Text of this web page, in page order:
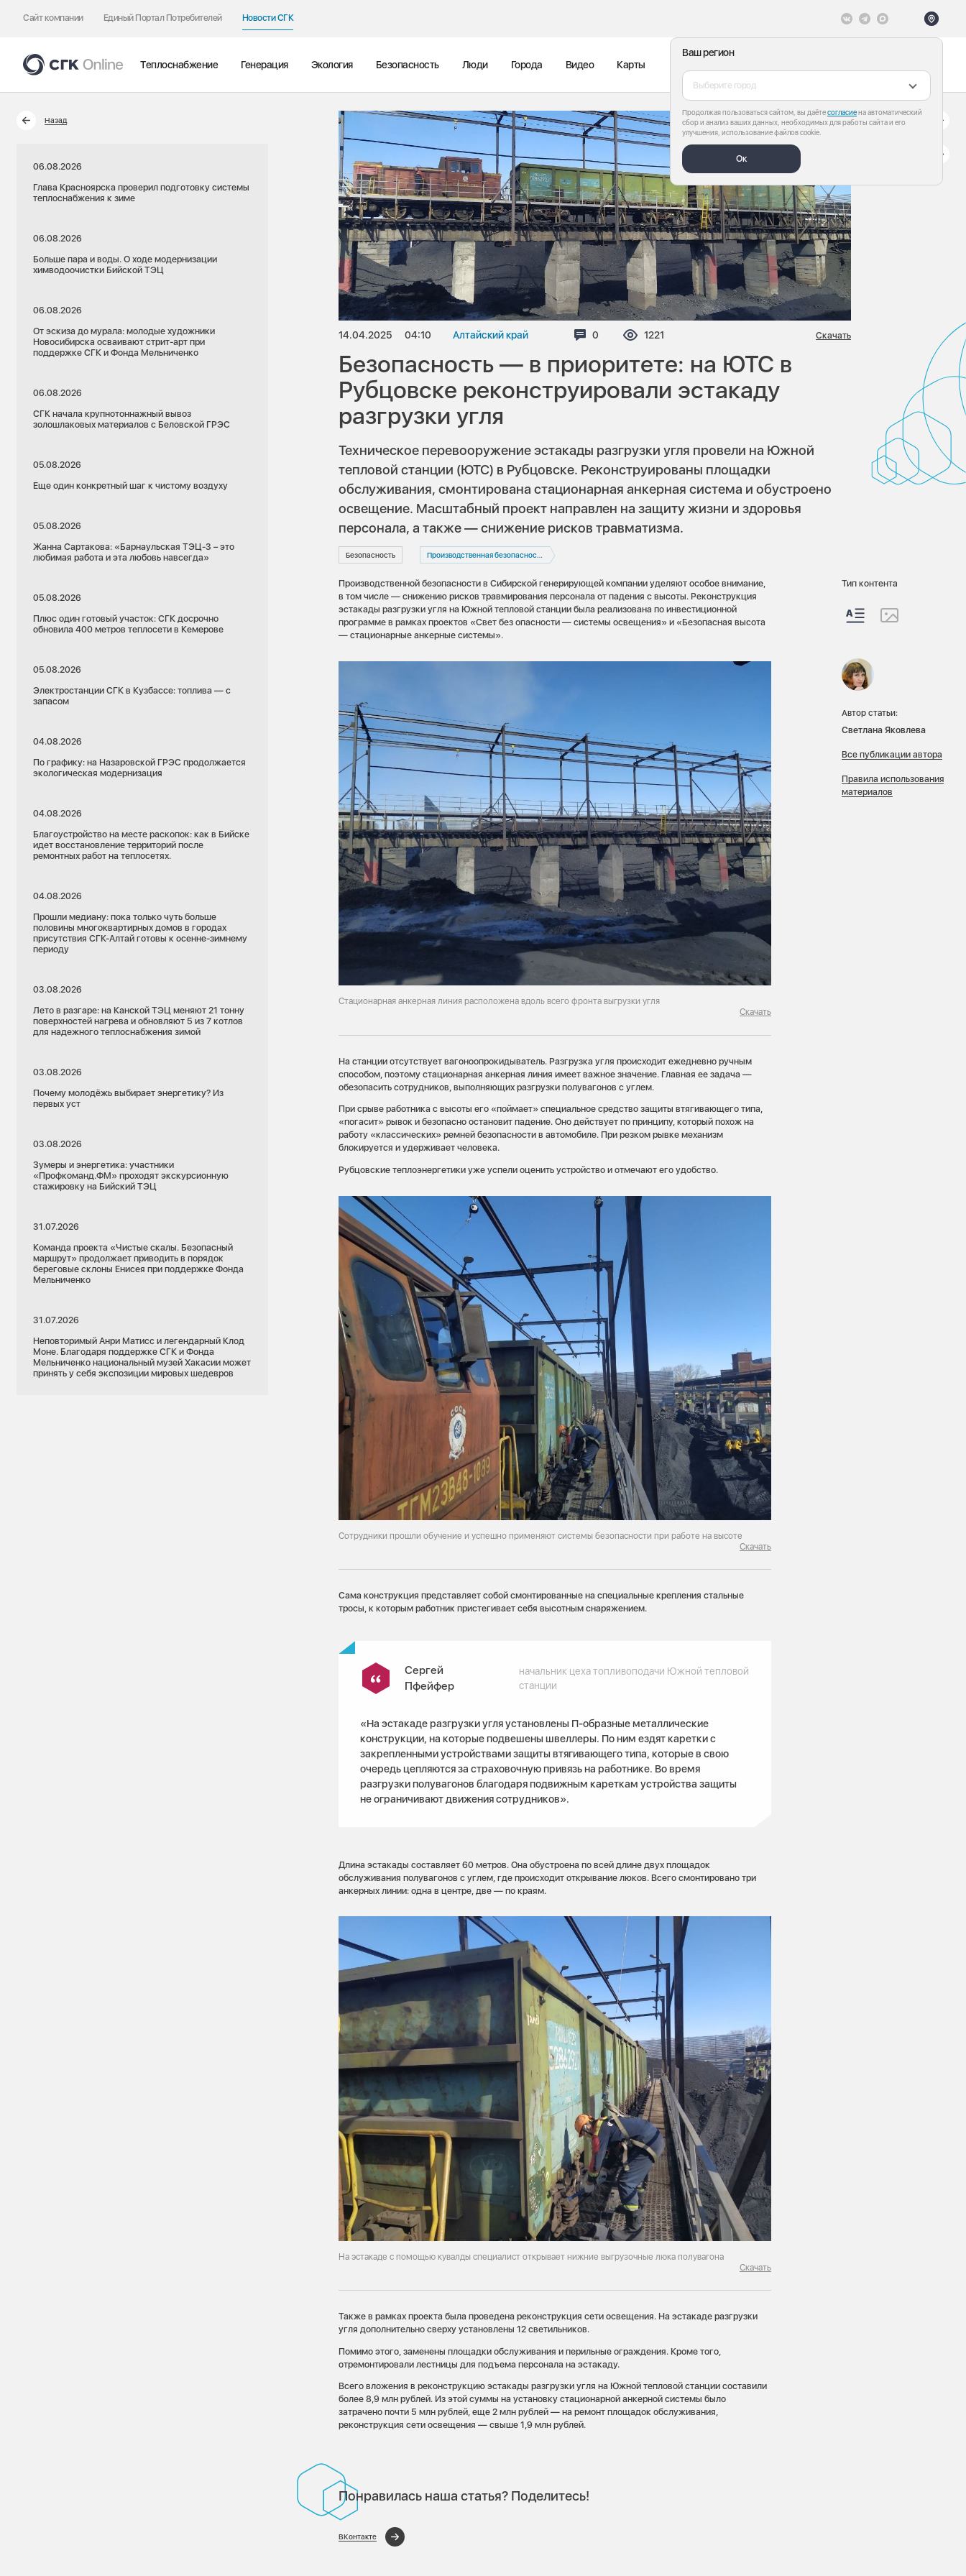
Сайт компании Единый Портал Потребителей Новости СГК
Ваш регион
Выберите город
Продолжая пользоваться сайтом, вы даётесогласиена автоматический
сбор и анализ ваших данных, необходимых для работы сайта и его
улучшения, использование файлов cookie.
Ок
Теплоснабжение Генерация Экология Безопасность Люди Города Видео Карты
Назад
06.08.2026
Глава Красноярска проверил подготовку системы
теплоснабжения к зиме
06.08.2026
Больше пара и воды. О ходе модернизации
химводоочистки Бийской ТЭЦ
06.08.2026
От эскиза до мурала: молодые художники
Новосибирска осваивают стрит-арт при
поддержке СГК и Фонда Мельниченко
06.08.2026
СГК начала крупнотоннажный вывоз
золошлаковых материалов с Беловской ГРЭС
05.08.2026
Еще один конкретный шаг к чистому воздуху
05.08.2026
Жанна Сартакова: «Барнаульская ТЭЦ-3 – это
любимая работа и эта любовь навсегда»
05.08.2026
Плюс один готовый участок: СГК досрочно
обновила 400 метров теплосети в Кемерове
05.08.2026
Электростанции СГК в Кузбассе: топлива — с
запасом
04.08.2026
По графику: на Назаровской ГРЭС продолжается
экологическая модернизация
04.08.2026
Благоустройство на месте раскопок: как в Бийске
идет восстановление территорий после
ремонтных работ на теплосетях.
04.08.2026
Прошли медиану: пока только чуть больше
половины многоквартирных домов в городах
присутствия СГК-Алтай готовы к осенне-зимнему
периоду
03.08.2026
Лето в разгаре: на Канской ТЭЦ меняют 21 тонну
поверхностей нагрева и обновляют 5 из 7 котлов
для надежного теплоснабжения зимой
03.08.2026
Почему молодёжь выбирает энергетику? Из
первых уст
03.08.2026
Зумеры и энергетика: участники
«Профкоманд.ФМ» проходят экскурсионную
стажировку на Бийский ТЭЦ
31.07.2026
Команда проекта «Чистые скалы. Безопасный
маршрут» продолжает приводить в порядок
береговые склоны Енисея при поддержке Фонда
Мельниченко
31.07.2026
Неповторимый Анри Матисс и легендарный Клод
Моне. Благодаря поддержке СГК и Фонда
Мельниченко национальный музей Хакасии может
принять у себя экспозиции мировых шедевров
14.04.2025 04:10 Алтайский край Комментариев:
0 Просмотров:
1221 Скачать
Безопасность — в приоритете: на ЮТС в
Рубцовске реконструировали эстакаду
разгрузки угля
Техническое перевооружение эстакады разгрузки угля провели на Южной
тепловой станции (ЮТС) в Рубцовске. Реконструированы площадки
обслуживания, смонтирована стационарная анкерная система и обустроено
освещение. Масштабный проект направлен на защиту жизни и здоровья
персонала, а также — снижение рисков травматизма.
Безопасность Производственная безопасность
Производственной безопасности в Сибирской генерирующей компании уделяют особое внимание,
в том числе — снижению рисков травмирования персонала от падения с высоты. Реконструкция
эстакады разгрузки угля на Южной тепловой станции была реализована по инвестиционной
программе в рамках проектов «Свет без опасности — системы освещения» и «Безопасная высота
— стационарные анкерные системы».
Стационарная анкерная линия расположена вдоль всего фронта выгрузки угля
Скачать
На станции отсутствует вагоноопрокидыватель. Разгрузка угля происходит ежедневно ручным
способом, поэтому стационарная анкерная линия имеет важное значение. Главная ее задача —
обезопасить сотрудников, выполняющих разгрузки полувагонов с углем.
При срыве работника с высоты его «поймает» специальное средство защиты втягивающего типа,
«погасит» рывок и безопасно остановит падение. Оно действует по принципу, который похож на
работу «классических» ремней безопасности в автомобиле. При резком рывке механизм
блокируется и удерживает человека.
Рубцовские теплоэнергетики уже успели оценить устройство и отмечают его удобство.
Сотрудники прошли обучение и успешно применяют системы безопасности при работе на высоте
Скачать
Сама конструкция представляет собой смонтированные на специальные крепления стальные
тросы, к которым работник пристегивает себя высотным снаряжением.
Сергей
Пфейфер
начальник цеха топливоподачи Южной тепловой
станции
«На эстакаде разгрузки угля установлены П-образные металлические
конструкции, на которые подвешены швеллеры. По ним ездят каретки с
закрепленными устройствами защиты втягивающего типа, которые в свою
очередь цепляются за страховочную привязь на работнике. Во время
разгрузки полувагонов благодаря подвижным кареткам устройства защиты
не ограничивают движения сотрудников».
Длина эстакады составляет 60 метров. Она обустроена по всей длине двух площадок
обслуживания полувагонов с углем, где происходит открывание люков. Всего смонтировано три
анкерных линии: одна в центре, две — по краям.
На эстакаде с помощью кувалды специалист открывает нижние выгрузочные люка полувагона
Скачать
Также в рамках проекта была проведена реконструкция сети освещения. На эстакаде разгрузки
угля дополнительно сверху установлены 12 светильников.
Помимо этого, заменены площадки обслуживания и перильные ограждения. Кроме того,
отремонтировали лестницы для подъема персонала на эстакаду.
Всего вложения в реконструкцию эстакады разгрузки угля на Южной тепловой станции составили
более 8,9 млн рублей. Из этой суммы на установку стационарной анкерной системы было
затрачено почти 5 млн рублей, еще 2 млн рублей — на ремонт площадок обслуживания,
реконструкция сети освещения — свыше 1,9 млн рублей.
Понравилась наша статья? Поделитесь!
ВКонтакте
Тип контента
Автор статьи:
Светлана Яковлева
Все публикации автора
Правила использования
материалов